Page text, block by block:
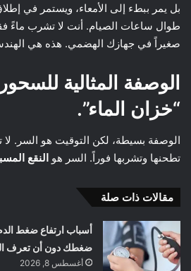
بل يمر ببطء إلى الأمعاء، ويستمر في
طوال ساعات الصيام. أنت لا تشرب ماءً
صغيراً في جهازك الهضمي. هذه هي
الوصفة المثالية
“خزان الماء”.
الوصفة بسيطة، لكن التوقيت هو السر. لا
تطحنها وتشربها فوراً. السر هو النقع
مقالات ذات صلة
أسباب ارتفاع ضغط
ضغطك دون أن تعرف
أغسطس 8, 2026